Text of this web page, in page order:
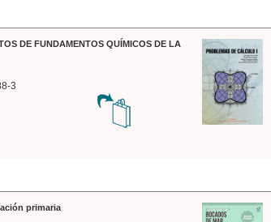
DE FUNDAMENTOS QUÍMICOS DE LA
3
primaria